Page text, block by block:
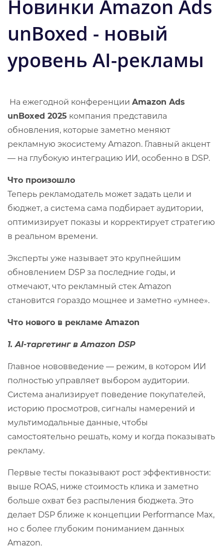
Новинки Amazon Ads
unBoxed - новый
уровень AI-рекламы
На ежегодной конференции Amazon Ads
unBoxed 2025 компания представила
обновления, которые заметно меняют
рекламную экосистему Amazon. Главный акцент
— на глубокую интеграцию ИИ, особенно в DSP.
Что произошло
Теперь рекламодатель может задать цели и
бюджет, а система сама подбирает аудитории,
оптимизирует показы и корректирует стратегию
в реальном времени.
Эксперты уже называет это крупнейшим
обновлением DSP за последние годы, и
отмечают, что рекламный стек Amazon
становится гораздо мощнее и заметно «умнее».
Что нового в рекламе Amazon
1. AI-таргетинг в Amazon DSP
Главное нововведение — режим, в котором ИИ
полностью управляет выбором аудитории.
Система анализирует поведение покупателей,
историю просмотров, сигналы намерений и
мультимодальные данные, чтобы
самостоятельно решать, кому и когда показывать
рекламу.
Первые тесты показывают рост эффективности:
выше ROAS, ниже стоимость клика и заметно
больше охват без распыления бюджета. Это
делает DSP ближе к концепции Performance Max,
но с более глубоким пониманием данных
Amazon.